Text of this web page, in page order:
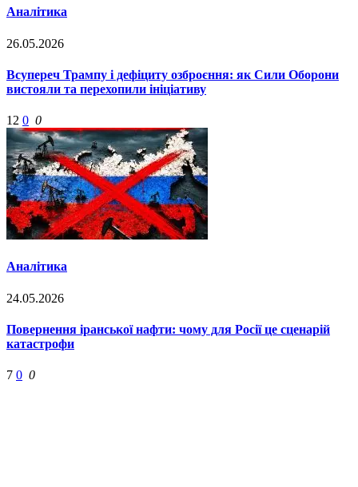
Аналітика
26.05.2026
Всупереч Трампу і дефіциту озброєння: як Сили Оборони
вистояли та перехопили ініціативу
12 0 0
Аналітика
24.05.2026
Повернення іранської нафти: чому для Росії це сценарій
катастрофи
7 0 0